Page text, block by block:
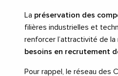
La préservation des
filières industrielles et
renforcer l’attractivité de
besoins en recrutement
Pour rappel, le réseau des